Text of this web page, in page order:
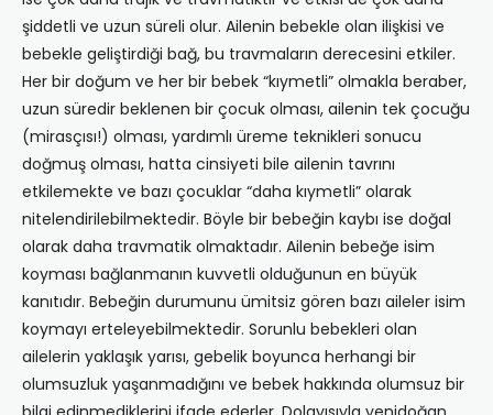
şiddetli ve uzun süreli olur. Ailenin bebekle olan ilişkisi ve
bebekle geliştirdiği bağ, bu travmaların derecesini etkiler.
Her bir doğum ve her bir bebek “kıymetli” olmakla beraber,
uzun süredir beklenen bir çocuk olması, ailenin tek çocuğu
(mirasçısı!) olması, yardımlı üreme teknikleri sonucu
doğmuş olması, hatta cinsiyeti bile ailenin tavrını
etkilemekte ve bazı çocuklar “daha kıymetli” olarak
nitelendirilebilmektedir. Böyle bir bebeğin kaybı ise doğal
olarak daha travmatik olmaktadır. Ailenin bebeğe isim
koyması bağlanmanın kuvvetli olduğunun en büyük
kanıtıdır. Bebeğin durumunu ümitsiz gören bazı aileler isim
koymayı erteleyebilmektedir. Sorunlu bebekleri olan
ailelerin yaklaşık yarısı, gebelik boyunca herhangi bir
olumsuzluk yaşanmadığını ve bebek hakkında olumsuz bir